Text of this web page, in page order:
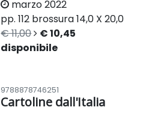
marzo 2022
pp. 112 brossura14,0 X 20,0
€ 11,00
€ 10,45
disponibile
9788878746251
Cartoline dall'Italia